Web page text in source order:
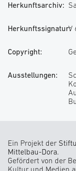
Herkunftsarchiv:
Herkunftssignatur:V
Copyright:
Ausstellungen:
Ein Projekt der
Mittelbau-Dora.
Gefördert von der
Kultur und Medien